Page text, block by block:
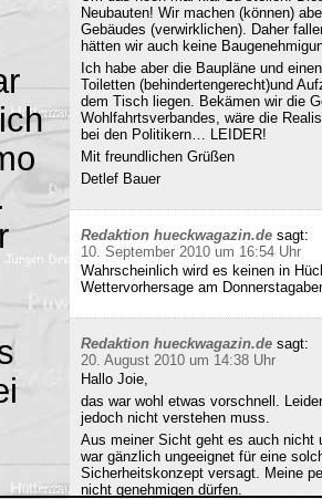
Neubauten! Wir machen (können)
Gebäudes (verwirklichen). Daher
hätten wir auch keine
Ich habe aber die Baupläne und
Toiletten (behindertengerecht)und
dem Tisch liegen. Bekämen wir die
Wohlfahrtsverbandes, wäre die
bei den Politikern… LEIDER!
Mit freundlichen Grüßen
Detlef Bauer
Redaktion hueckwagazin.de sagt:
10. September 2010 um 16:54 Uhr
Wahrscheinlich wird es keinen in
Wettervorhersage am
Redaktion hueckwagazin.de sagt:
20. August 2010 um 14:38 Uhr
Hallo Joie,
das war wohl etwas vorschnell.
jedoch nicht verstehen muss.
Aus meiner Sicht geht es auch nicht
war gänzlich ungeeignet für eine
Sicherheitskonzept versagt. Meine
nicht genehmigen dürfen.